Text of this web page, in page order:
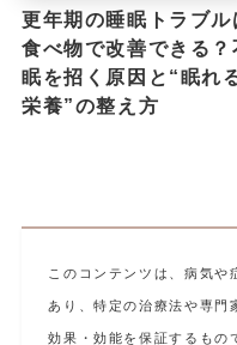
更年期の睡眠トラブル
食べ物で改善できる？
眠を招く原因と“眠れ
栄養”の整え方
このコンテンツは、病気や
あり、特定の治療法や専門
効果・効能を保証するもの